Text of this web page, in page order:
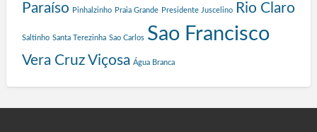
a
v
a
o
Paraíso Pinhalzinho Praia Grande Presidente Juscelino Rio Claro
Saltinho Santa Terezinha Sao Carlos Sao Francisco
Vera CruzViçosa Água Branca